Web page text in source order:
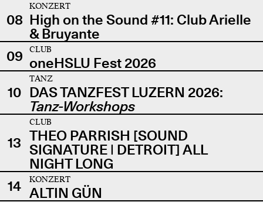
08
KONZERT
High on the Sound #11: Club Arielle
& Bruyante
09
CLUB
oneHSLU Fest 2026
10
TANZ
DAS TANZFEST LUZERN 2026:
Tanz-Workshops
13
CLUB
THEO PARRISH [SOUND
SIGNATURE | DETROIT] ALL
NIGHT LONG
14
KONZERT
ALTIN GÜN